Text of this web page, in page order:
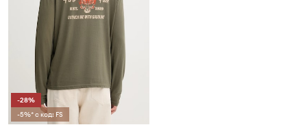
-28%
-5%* с код: FS